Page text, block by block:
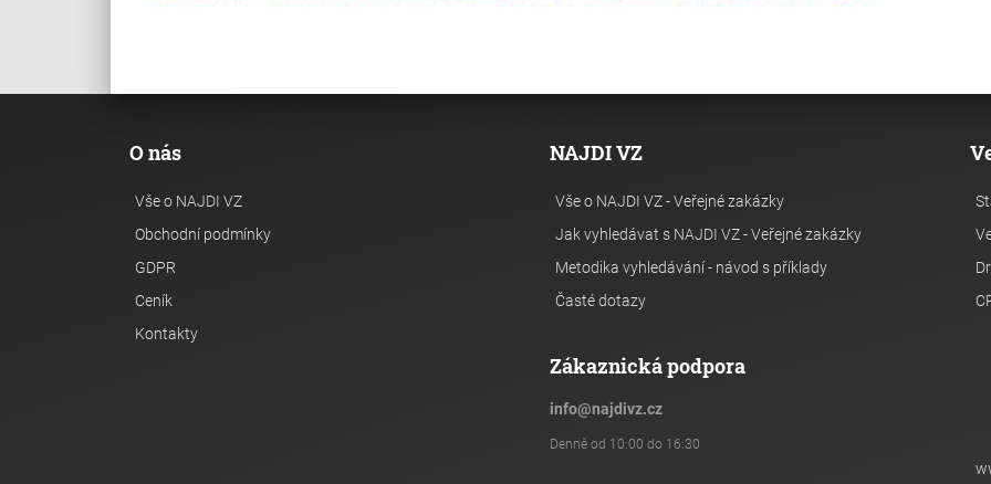
O nás
Vše o NAJDI VZ
Obchodní podmínky
GDPR
Ceník
Kontakty
NAJDI VZ
Vše o NAJDI VZ - Veřejné zakázky
Jak vyhledávat s NAJDI VZ - Veřejné zakázky
Metodika vyhledávání - návod s příklady
Časté dotazy
Zákaznická podpora
info@najdivz.cz
Denně od 10:00 do 16:30